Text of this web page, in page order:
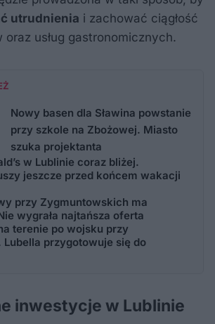
utrudnienia i zachować ciągłość
oraz usług gastronomicznych.
Nowy basen dla Sławina powstanie
przy szkole na Zbożowej. Miasto
szuka projektanta
w Lublinie coraz bliżej.
jeszcze przed końcem wakacji
przy Zygmuntowskich ma
wygrała najtańsza oferta
terenie po wojsku przy
przygotowuje się do
inwestycje w Lublinie